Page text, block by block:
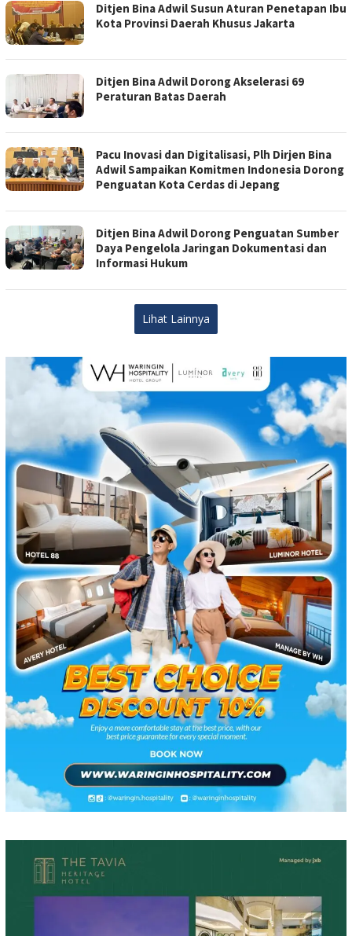
Ditjen Bina Adwil Susun Aturan Penetapan Ibu
Kota Provinsi Daerah Khusus Jakarta
Ditjen Bina Adwil Dorong Akselerasi 69
Peraturan Batas Daerah
Pacu Inovasi dan Digitalisasi, Plh Dirjen Bina
Adwil Sampaikan Komitmen Indonesia Dorong
Penguatan Kota Cerdas di Jepang
Ditjen Bina Adwil Dorong Penguatan Sumber
Daya Pengelola Jaringan Dokumentasi dan
Informasi Hukum
Lihat Lainnya